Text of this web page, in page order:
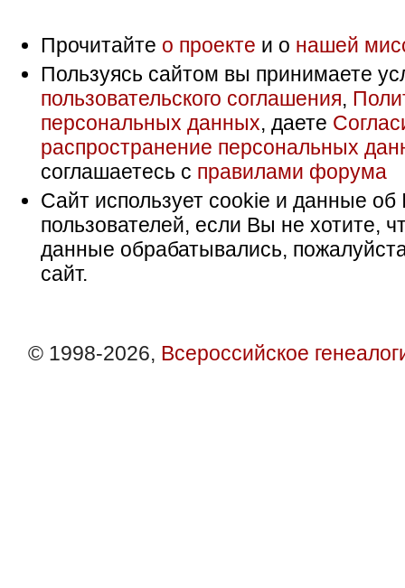
Прочитайте о проекте и о нашей
Пользуясь сайтом вы принимаете
пользовательского соглашения,
персональных данных, даете
распространение персональных
соглашаетесь с правилами форума
Сайт использует cookie и данные об
пользователей, если Вы не хотите,
данные обрабатывались,
сайт.
© 1998-2026, Всероссийское